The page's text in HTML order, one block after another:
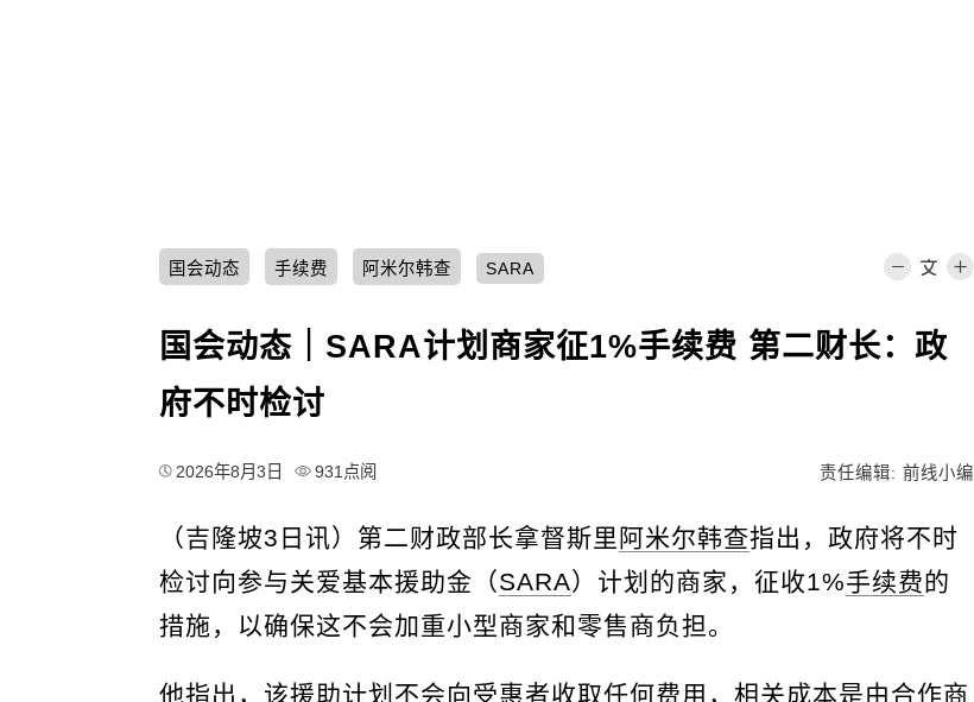
国会动态 手续费 阿米尔韩查 SARA
国会动态｜SARA计划商家征1%手续费 第二财长：政
府不时检讨
2026年8月3日 931点阅 责任编辑: 前线小编
（吉隆坡3日讯）第二财政部长拿督斯里 阿米尔韩查指出，政府将不时
检讨向参与关爱基本援助金（SARA）计划的商家，征收1%手续费的
措施，以确保这不会加重小型商家和零售商负担。
他指出，该援助计划不会向受惠者收取任何费用，相关成本是由合作商